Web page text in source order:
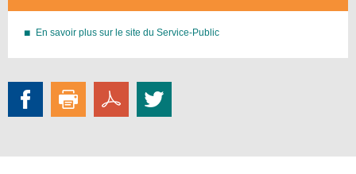
En savoir plus sur le site du Service-Public